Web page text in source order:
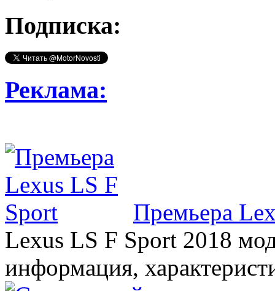
Подписка:
Реклама:
Премьера
Lexus LS F Sport 2018
информация,